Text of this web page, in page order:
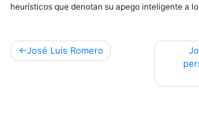
heurísticos que denotan su apego inteligente a
Navegación
José Luis Romero